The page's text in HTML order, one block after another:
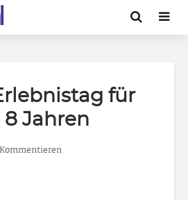
für
8 Jahren
Kommentieren